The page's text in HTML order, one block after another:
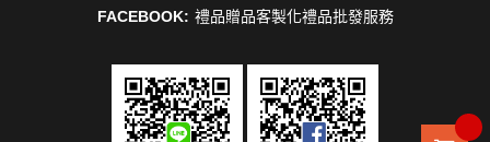
FACEBOOK: 禮品贈品客製化禮品批發服務